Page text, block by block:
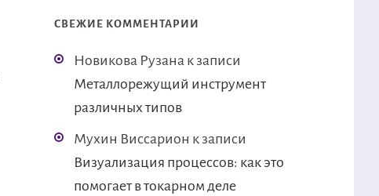
СВЕЖИЕ КОММЕНТАРИИ
Новикова Рузана к записи
Металлорежущий инструмент
различных типов
Мухин Виссарион к записи
Визуализация процессов: как это
помогает в токарном деле